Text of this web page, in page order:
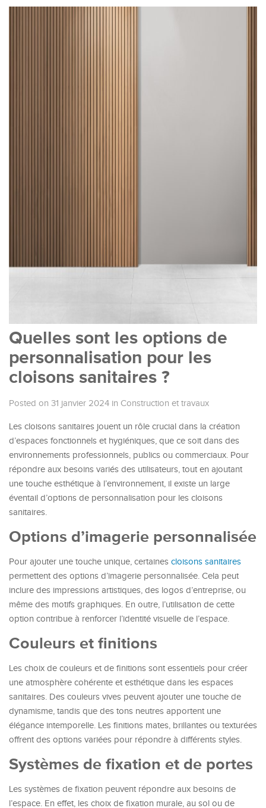
Quelles sont les options de
personnalisation pour les
cloisons sanitaires ?
Posted on 31 janvier 2024 in Construction et travaux
Les cloisons sanitaires jouent un rôle crucial dans la création
d’espaces fonctionnels et hygiéniques, que ce soit dans des
environnements professionnels, publics ou commerciaux. Pour
répondre aux besoins variés des utilisateurs, tout en ajoutant
une touche esthétique à l’environnement, il existe un large
éventail d’options de personnalisation pour les cloisons
sanitaires.
Options d’imagerie personnalisée
Pour ajouter une touche unique, certaines cloisons sanitaires
permettent des options d’imagerie personnalisée. Cela peut
inclure des impressions artistiques, des logos d’entreprise, ou
même des motifs graphiques. En outre, l’utilisation de cette
option contribue à renforcer l’identité visuelle de l’espace.
Couleurs et finitions
Les choix de couleurs et de finitions sont essentiels pour créer
une atmosphère cohérente et esthétique dans les espaces
sanitaires. Des couleurs vives peuvent ajouter une touche de
dynamisme, tandis que des tons neutres apportent une
élégance intemporelle. Les finitions mates, brillantes ou texturées
offrent des options variées pour répondre à différents styles.
Systèmes de fixation et de portes
Les systèmes de fixation peuvent répondre aux besoins de
l’espace. En effet, les choix de fixation murale, au sol ou de